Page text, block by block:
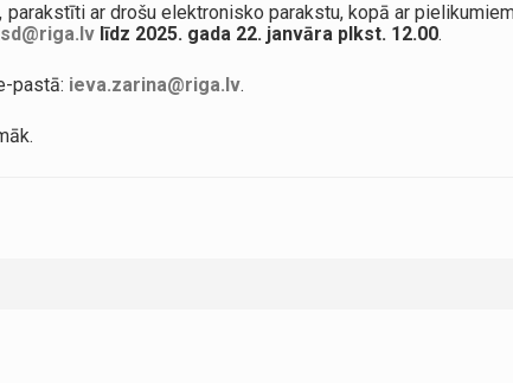
ar drošu elektronisko parakstu, kopā ar
līdz 2025. gada 22. janvāra plkst. 12.00.
pastā: ieva.zarina@riga.lv.